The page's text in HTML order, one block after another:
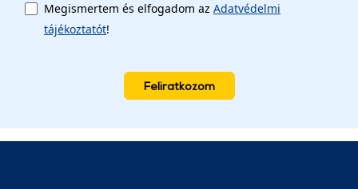
Megismertem és elfogadom az Adatvédelmi
tájékoztatót!
Feliratkozom